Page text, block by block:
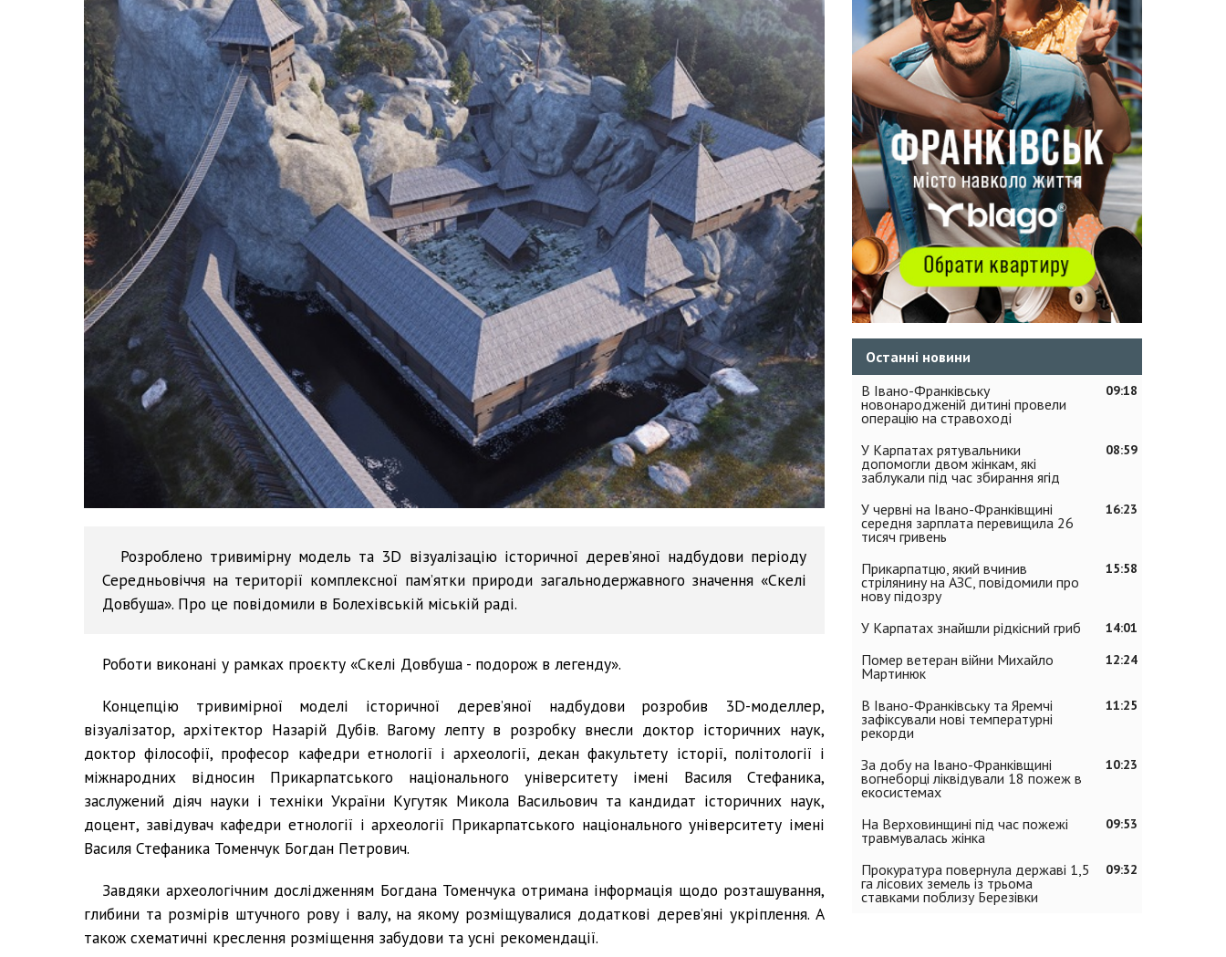
Розроблено тривимірну модель та 3D візуалізацію історичної дерев’яної надбудови періоду
Середньовіччя на території комплексної пам’ятки природи загальнодержавного значення «Скелі
Довбуша». Про це повідомили в Болехівській міській раді.
Роботи виконані у рамках проєкту «Скелі Довбуша - подорож в легенду».
Концепцію тривимірної моделі історичної дерев’яної надбудови розробив 3D-моделлер,
візуалізатор, архітектор Назарій Дубів. Вагому лепту в розробку внесли доктор історичних наук,
доктор філософії, професор кафедри етнології і археології, декан факультету історії, політології і
міжнародних відносин Прикарпатського національного університету імені Василя Стефаника,
заслужений діяч науки і техніки України Кугутяк Микола Васильович та кандидат історичних наук,
доцент, завідувач кафедри етнології і археології Прикарпатського національного університету імені
Василя Стефаника Томенчук Богдан Петрович.
Завдяки археологічним дослідженням Богдана Томенчука отримана інформація щодо розташування,
глибини та розмірів штучного рову і валу, на якому розміщувалися додаткові дерев’яні укріплення. А
також схематичні креслення розміщення забудови та усні рекомендації.
Останні новини
09:18
В Івано-Франківську
новонародженій дитині провели
операцію на стравоході
08:59
У Карпатах рятувальники
допомогли двом жінкам, які
заблукали під час збирання ягід
16:23
У червні на Івано-Франківщині
середня зарплата перевищила 26
тисяч гривень
15:58
Прикарпатцю, який вчинив
стрілянину на АЗС, повідомили про
нову підозру
14:01
У Карпатах знайшли рідкісний гриб
12:24
Помер ветеран війни Михайло
Мартинюк
11:25
В Івано-Франківську та Яремчі
зафіксували нові температурні
рекорди
10:23
За добу на Івано-Франківщині
вогнеборці ліквідували 18 пожеж в
екосистемах
09:53
На Верховинщині під час пожежі
травмувалась жінка
09:32
Прокуратура повернула державі 1,5
га лісових земель із трьома
ставками поблизу Березівки